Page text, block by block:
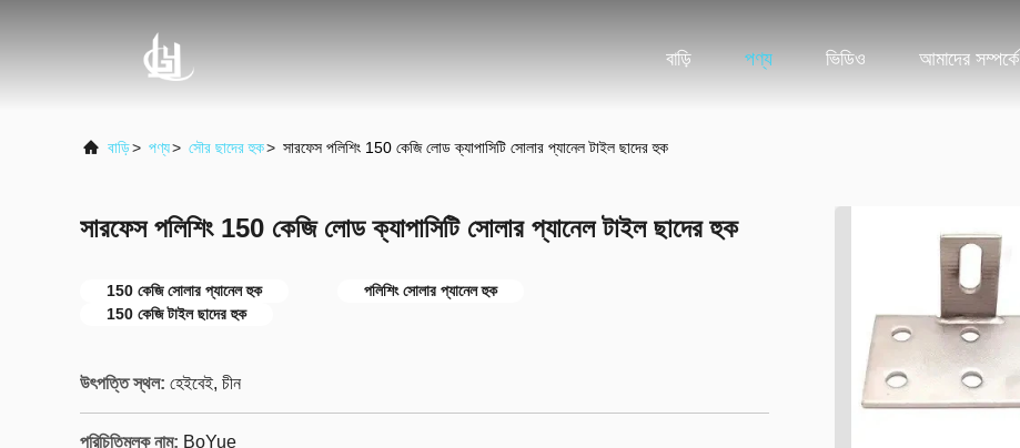
বাড়ি পণ্য ভিডিও আমাদের সম্পর্কে
বাড়ি> পণ্য> সৌর ছাদের হুক> সারফেস পলিশিং 150 কেজি লোড ক্যাপাসিটি সোলার প্যানেল টাইল ছাদের হুক
সারফেস পলিশিং 150 কেজি লোড ক্যাপাসিটি সোলার প্যানেল টাইল ছাদের হুক
150 কেজি সোলার প্যানেল হুক
পলিশিং সোলার প্যানেল হুক
150 কেজি টাইল ছাদের হুক
উৎপত্তি স্থল: হেইবেই, চীন
পরিচিতিমুলক নাম: BoYue